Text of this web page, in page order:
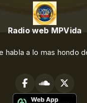
Radio web MPVida
habla a lo mas hondo